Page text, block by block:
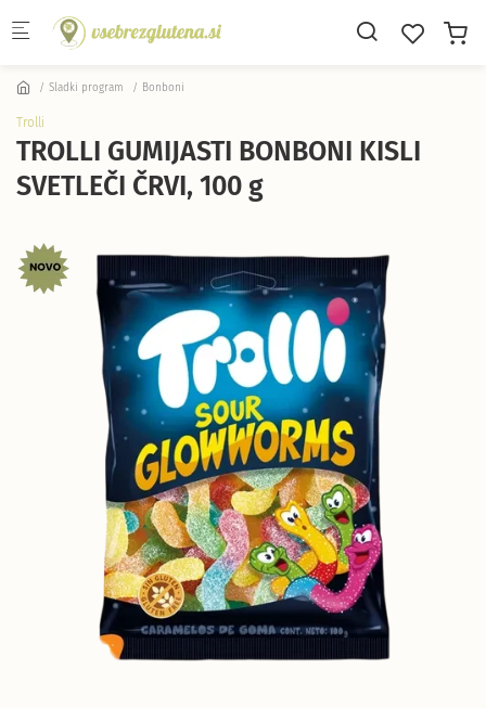
Skip to main content
Sladki program Bonboni
Trolli
TROLLI GUMIJASTI BONBONI KISLI
SVETLEČI ČRVI, 100 g